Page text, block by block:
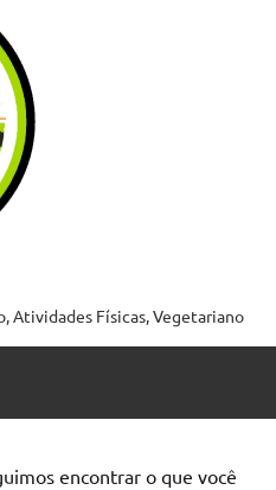
Atividades Físicas, Vegetariano
encontrar o que você